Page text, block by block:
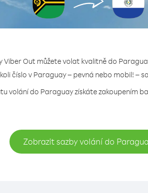
Viber Out můžete volat kvalitně do
číslo v Paraguay – pevná nebo mobil! –
volání do Paraguay získáte zakoupením
Zobrazit sazby volání do